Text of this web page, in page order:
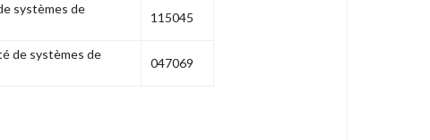
systèmes de
115045
de systèmes de
047069